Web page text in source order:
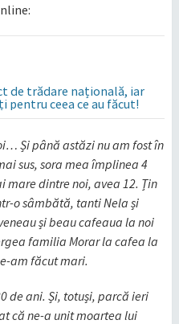
de trădare națională, iar
pentru ceea ce au făcut!
Și până astăzi nu am fost în
sus, sora mea împlinea 4
mare dintre noi, avea 12. Țin
o sâmbătă, tanti Nela și
și beau cafeaua la noi
familia Morar la cafea la
am făcut mari.
de ani. Și, totuși, parcă ieri
că ne-a unit moartea lui